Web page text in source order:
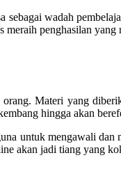
wadah
penghasilan yang
Materi yang
hingga akan
untuk mengawali
akan jadi tiang yang